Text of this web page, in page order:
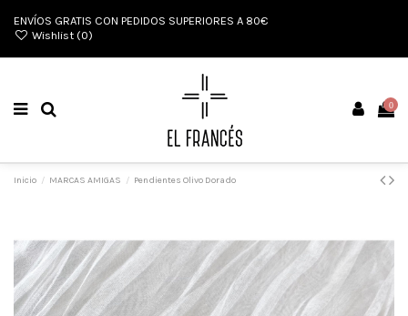
ENVÍOS GRATIS CON PEDIDOS SUPERIORES A 80€
Wishlist (0)
0
Inicio MARCAS AMIGAS Pendientes Olivo Dorado